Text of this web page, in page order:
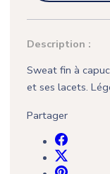
Description :
Sweat fin à
et ses lacets.
Partager